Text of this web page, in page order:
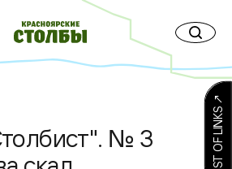
№ 3
LIST OF LINKS ↗